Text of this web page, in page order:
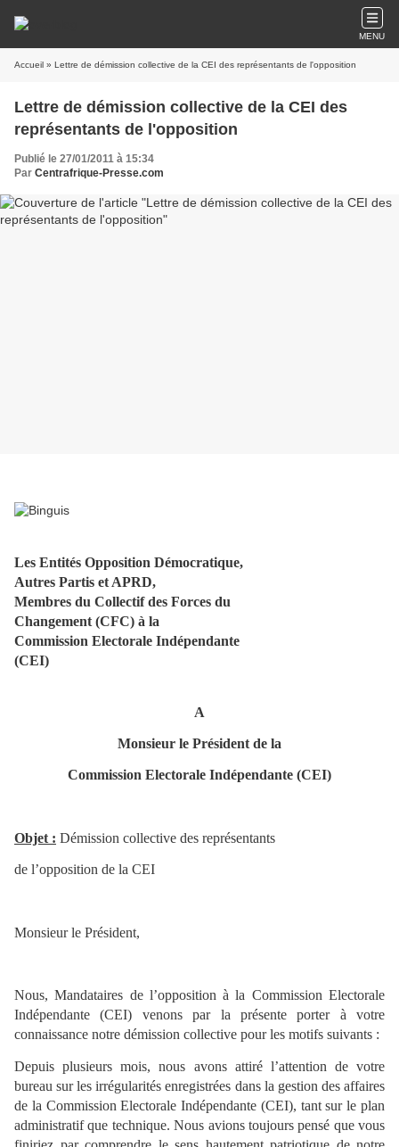
MENU
Accueil » Lettre de démission collective de la CEI des représentants de l'opposition
Lettre de démission collective de la CEI des
représentants de l'opposition
Publié le 27/01/2011 à 15:34
Par Centrafrique-Presse.com
Les Entités Opposition Démocratique,
Autres Partis et APRD,
Membres du Collectif des Forces du
Changement (CFC) à la
Commission Electorale Indépendante
(CEI)
A
Monsieur le Président de la
Commission Electorale Indépendante (CEI)
Objet : Démission collective des représentants
de l’opposition de la CEI
Monsieur le Président,
Nous, Mandataires de l’opposition à la Commission Electorale
Indépendante (CEI) venons par la présente porter à votre
connaissance notre démission collective pour les motifs suivants :
Depuis plusieurs mois, nous avons attiré l’attention de votre
bureau sur les irrégularités enregistrées dans la gestion des affaires
de la Commission Electorale Indépendante (CEI), tant sur le plan
administratif que technique. Nous avions toujours pensé que vous